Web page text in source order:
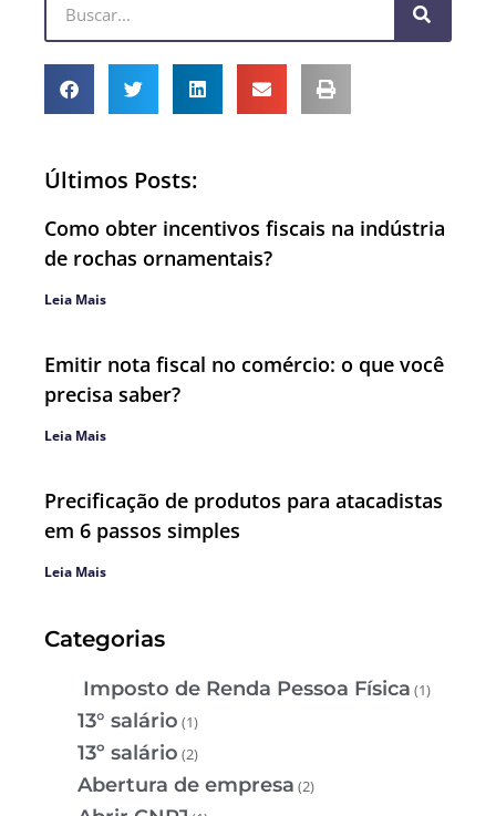
Últimos Posts:
Como obter incentivos fiscais na indústria
de rochas ornamentais?
Leia Mais
Emitir nota fiscal no comércio: o que você
precisa saber?
Leia Mais
Precificação de produtos para atacadistas
em 6 passos simples
Leia Mais
Categorias
Imposto de Renda Pessoa Física (1)
13° salário (1)
13º salário (2)
Abertura de empresa (2)